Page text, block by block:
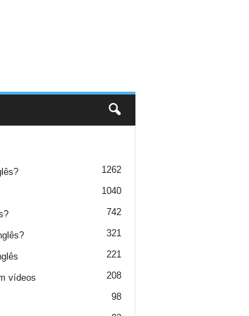
1262
1040
742
321
221
vídeos 208
98